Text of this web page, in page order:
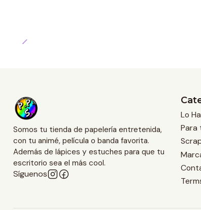
Somos tu tienda de papelería entretenida,
con tu animé, película o banda favorita.
Además de lápices y estuches para que tu
escritorio sea el más cool.
Síguenos
Lo
Para